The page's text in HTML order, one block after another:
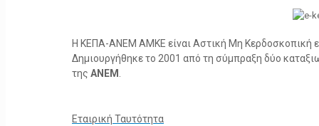
Η ΚΕΠΑ-ΑΝΕΜ ΑΜΚΕ είναι Αστική Μη Κερδοσκοπική
Δημιουργήθηκε το 2001 από τη σύμπραξη δύο
της ΑΝΕΜ
Εταιρική Ταυτότητα